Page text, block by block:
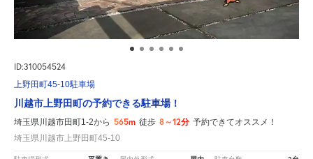
ID:310054524
上野田町45-10駐車場
川越市上野田町の予約できる駐車場！
埼玉県川越市田町1-2から 565m 徒歩 8～12分 予約できてオススメ！
埼玉県川越市上野田町45-10